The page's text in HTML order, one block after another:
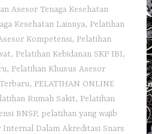
Asesor Tenaga Kesehatan
Kesehatan Lainnya, Pelatihan
Kompetensi, Pelatihan
, Pelatihan Kebidanan SKP IBI,
, Pelatihan Khusus Asesor
, PELATIHAN ONLINE
Rumah Sakit, Pelatihan
BNSP, pelatihan yang wajib
Internal Dalam Akreditasi Snars